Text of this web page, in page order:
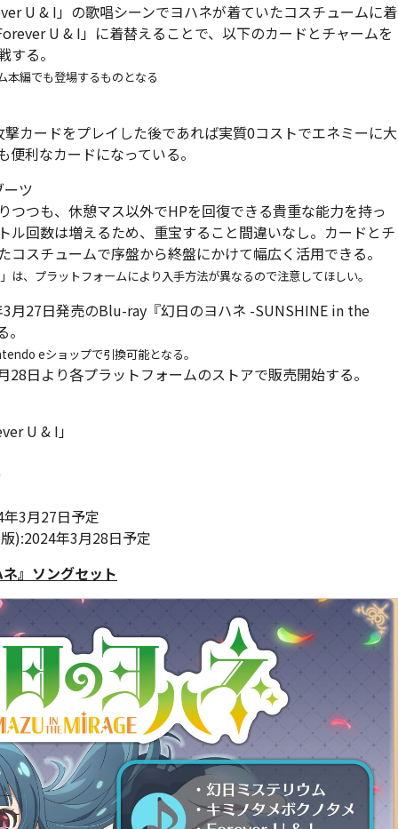
U & I」の歌唱シーンでヨハネが着ていたコスチュームに着
U & I」に着替えることで、以下のカードとチャームを
る。
編でも登場するものとなる
カードをプレイした後であれば実質0コストでエネミーに大
利なカードになっている。
ツ
つつも、休憩マス以外でHPを回復できる貴重な能力を持っ
ル回数は増えるため、重宝すること間違いなし。カードとチ
コスチュームで序盤から終盤にかけて幅広く活用できる。
、プラットフォームにより入手方法が異なるので注意してほしい。
月27日発売のBlu-ray『幻日のヨハネ -SUNSHINE in the
eショップで引換可能となる。
28日より各プラットフォームのストアで販売開始する。
U & I」
3月27日予定
):2024年3月28日予定
ネ』ソングセット